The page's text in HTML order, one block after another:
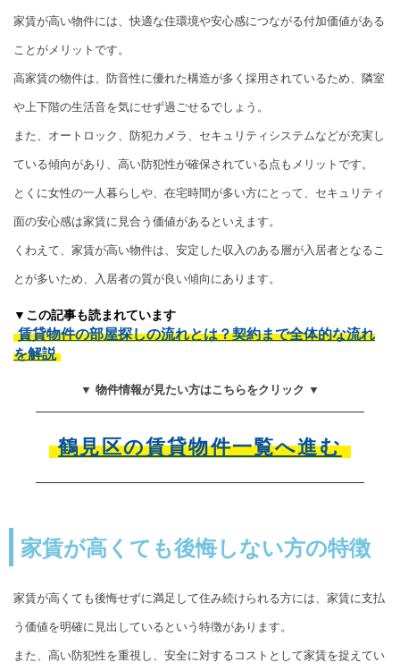
家賃が高い物件には、快適な住環境や安心感につながる付加価値がある
ことがメリットです。
高家賃の物件は、防音性に優れた構造が多く採用されているため、隣室
や上下階の生活音を気にせず過ごせるでしょう。
また、オートロック、防犯カメラ、セキュリティシステムなどが充実し
ている傾向があり、高い防犯性が確保されている点もメリットです。
とくに女性の一人暮らしや、在宅時間が多い方にとって、セキュリティ
面の安心感は家賃に見合う価値があるといえます。
くわえて、家賃が高い物件は、安定した収入のある層が入居者となるこ
とが多いため、入居者の質が良い傾向にあります。
▼この記事も読まれています
賃貸物件の部屋探しの流れとは？契約まで全体的な流れ
を解説
▼ 物件情報が見たい方はこちらをクリック ▼
鶴見区の賃貸物件一覧へ進む
家賃が高くても後悔しない方の特徴
家賃が高くても後悔せずに満足して住み続けられる方には、家賃に支払
う価値を明確に見出しているという特徴があります。
また、高い防犯性を重視し、安全に対するコストとして家賃を捉えてい